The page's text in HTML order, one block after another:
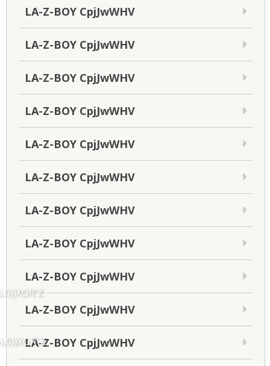
LA-Z-BOY CpjJwWHV
LA-Z-BOY CpjJwWHV
LA-Z-BOY CpjJwWHV
LA-Z-BOY CpjJwWHV
LA-Z-BOY CpjJwWHV
LA-Z-BOY CpjJwWHV
LA-Z-BOY CpjJwWHV
LA-Z-BOY CpjJwWHV
LA-Z-BOY CpjJwWHV
LA-Z-BOY CpjJwWHV
LA-Z-BOY CpjJwWHV